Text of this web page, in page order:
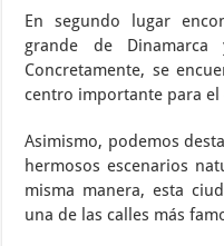
En segundo lugar
grande de
Concretamente, se
centro importante para el
Asimismo, podemos
hermosos escenarios
misma manera, esta
una de las calles más